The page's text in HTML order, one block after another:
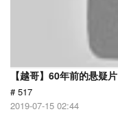
【越哥】60年前的悬疑
# 517
2019-07-15 02:44